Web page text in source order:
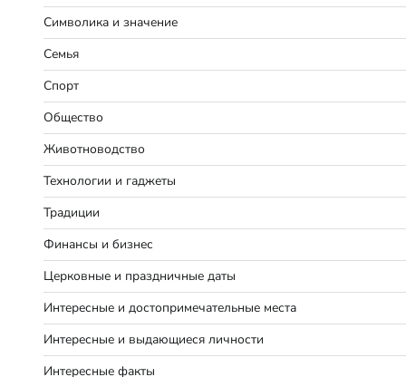
Символика и значение
Семья
Спорт
Общество
Животноводство
Технологии и гаджеты
Традиции
Финансы и бизнес
Церковные и праздничные даты
Интересные и достопримечательные места
Интересные и выдающиеся личности
Интересные факты